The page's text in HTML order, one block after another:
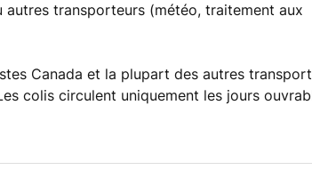
autres transporteurs (météo, traitement aux
Canada et la plupart des autres
colis circulent uniquement les jours